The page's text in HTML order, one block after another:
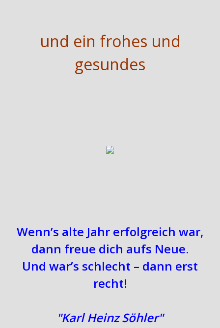
und ein frohes und
gesundes
Wenn’s alte Jahr erfolgreich war,
dann freue dich aufs Neue.
Und war’s schlecht – dann erst
recht!
"Karl Heinz Söhler"